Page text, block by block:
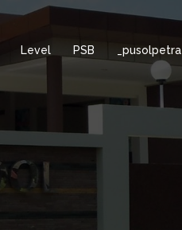
Level PSB _pusolpetra